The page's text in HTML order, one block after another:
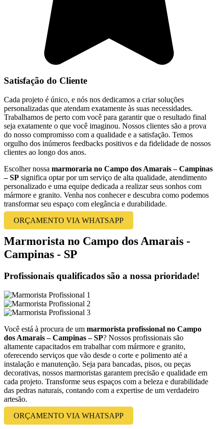
Satisfação do Cliente
Cada projeto é único, e nós nos dedicamos a criar soluções
personalizadas que atendam exatamente às suas necessidades.
Trabalhamos de perto com você para garantir que o resultado final
seja exatamente o que você imaginou. Nossos clientes são a prova
do nosso compromisso com a qualidade e a satisfação. Temos
orgulho dos inúmeros feedbacks positivos e da fidelidade de nossos
clientes ao longo dos anos.
Escolher nossa marmoraria no Campo dos Amarais – Campinas
– SP significa optar por um serviço de alta qualidade, atendimento
personalizado e uma equipe dedicada a realizar seus sonhos com
mármore e granito. Venha nos conhecer e descubra como podemos
transformar seu espaço com elegância e durabilidade.
ORÇAMENTO VIA WHATSAPP
Marmorista no Campo dos Amarais -
Campinas - SP
Profissionais qualificados são a nossa prioridade!
Você está à procura de um marmorista profissional no Campo
dos Amarais – Campinas – SP? Nossos profissionais são
altamente capacitados em trabalhar com mármore e granito,
oferecendo serviços que vão desde o corte e polimento até a
instalação e manutenção. Seja para bancadas, pisos, ou peças
decorativas, nossos marmoristas garantem precisão e qualidade em
cada projeto. Transforme seus espaços com a beleza e durabilidade
das pedras naturais, contando com a expertise de um verdadeiro
artesão.
ORÇAMENTO VIA WHATSAPP